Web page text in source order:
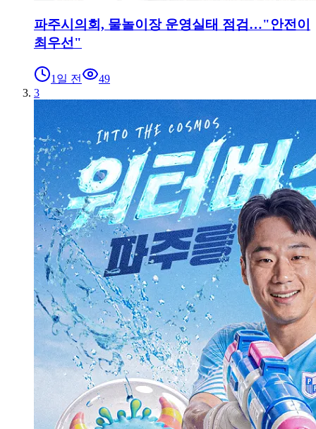
파주시의회, 물놀이장 운영실태 점검…"안전이
최우선"
1일 전
49
3